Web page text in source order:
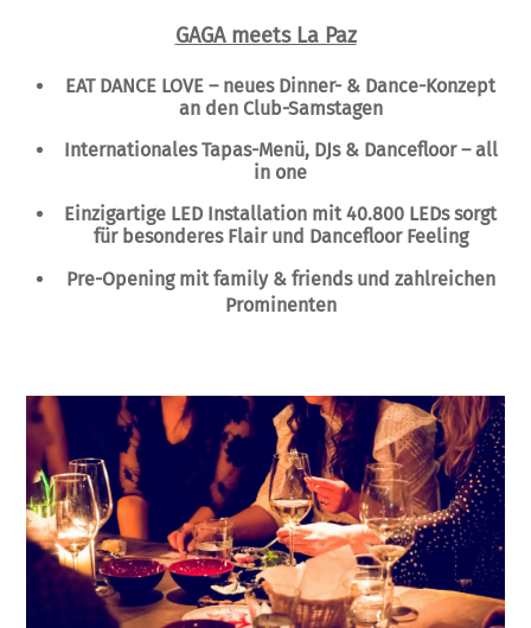
GAGA meets La Paz
EAT DANCE LOVE – neues Dinner- & Dance-Konzept
an den Club-Samstagen
Internationales Tapas-Menü, DJs & Dancefloor – all
in one
Einzigartige LED Installation mit 40.800 LEDs sorgt
für besonderes Flair und Dancefloor Feeling
Pre-Opening mit family & friends und zahlreichen
Prominenten